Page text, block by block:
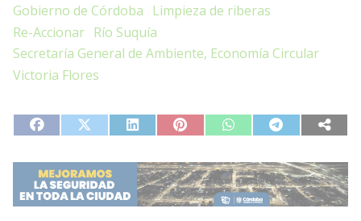
Gobierno de Córdoba Limpieza de riberas
Re-Accionar Río Suquía
Secretaría General de Ambiente, Economía Circular
Victoria Flores